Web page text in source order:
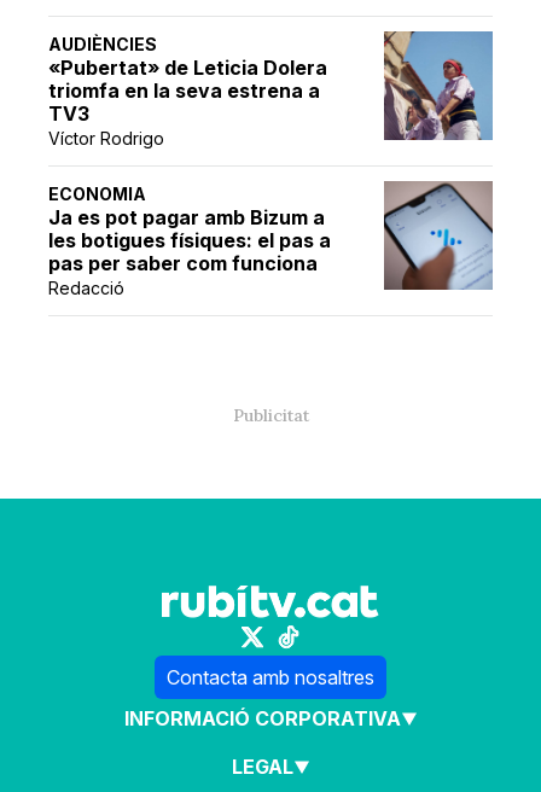
AUDIÈNCIES
«Pubertat» de Leticia Dolera
triomfa en la seva estrena a
TV3
Víctor Rodrigo
ECONOMIA
Ja es pot pagar amb Bizum a
les botigues físiques: el pas a
pas per saber com funciona
Redacció
Contacta amb nosaltres
INFORMACIÓ CORPORATIVA
LEGAL